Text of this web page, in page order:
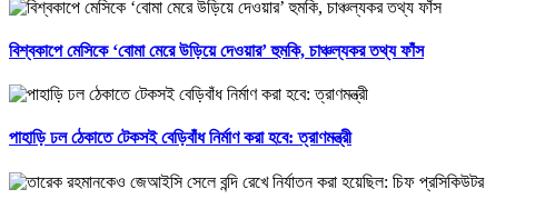
বিশ্বকাপে মেসিকে ‘বোমা মেরে উড়িয়ে দেওয়ার’ হুমকি, চাঞ্চল্যকর তথ্য ফাঁস
পাহাড়ি ঢল ঠেকাতে টেকসই বেড়িবাঁধ নির্মাণ করা হবে: ত্রাণমন্ত্রী